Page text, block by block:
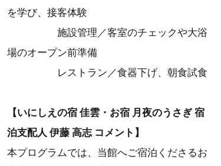
を学び、接客体験
施設管理／客室のチェックや大浴
場のオープン前準備
レストラン／食器下げ、朝食試食
【いにしえの宿 佳雲・お宿 月夜のうさぎ 宿
泊支配人 伊藤 高志 コメント】
本プログラムでは、当館へご宿泊くださるお